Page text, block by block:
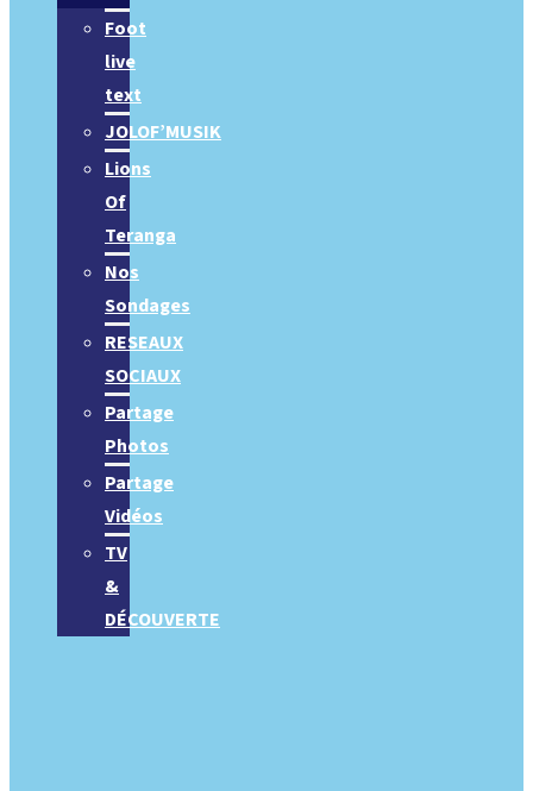
Foot
live
text
JOLOF’MUSIK
Lions
Of
Teranga
Nos
Sondages
RESEAUX
SOCIAUX
Partage
Photos
Partage
Vidéos
TV
&
DÉCOUVERTE